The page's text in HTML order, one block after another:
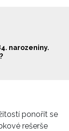
narozeniny.
ponořit se
rešerše